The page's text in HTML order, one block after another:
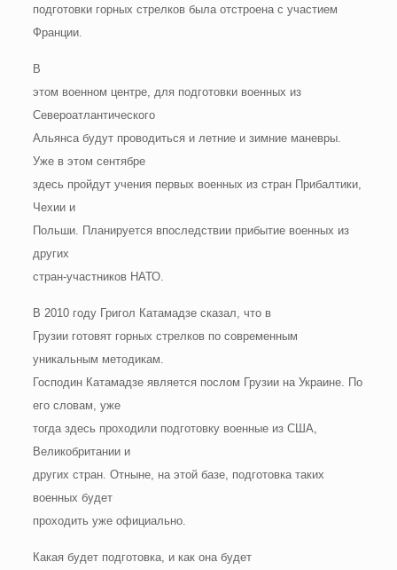
подготовки горных стрелков была отстроена с участием
Франции.
В
этом военном центре, для подготовки военных из
Североатлантического
Альянса будут проводиться и летние и зимние маневры.
Уже в этом сентябре
здесь пройдут учения первых военных из стран Прибалтики,
Чехии и
Польши. Планируется впоследствии прибытие военных из
других
стран-участников НАТО.
В 2010 году Григол Катамадзе сказал, что в
Грузии готовят горных стрелков по современным
уникальным методикам.
Господин Катамадзе является послом Грузии на Украине. По
его словам, уже
тогда здесь проходили подготовку военные из США,
Великобритании и
других стран. Отныне, на этой базе, подготовка таких
военных будет
проходить уже официально.
Какая будет подготовка, и как она будет